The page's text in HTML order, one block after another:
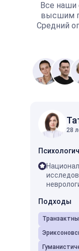
Все наши
высшим
Средний
28
Подходы